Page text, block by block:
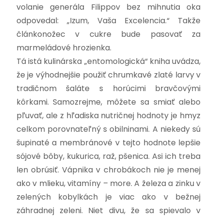
volanie generála Filippov bez mihnutia oka
odpovedal: „Izum, Vaša Excelencia.“ Takže
článkonožec v cukre bude pasovať za
marmeládové hrozienka.
Tá istá kulinárska „entomologická“ kniha uvádza,
že je výhodnejšie použiť chrumkavé zlaté larvy v
tradičnom šaláte s horúcimi bravčovými
kôrkami. Samozrejme, môžete sa smiať alebo
pľuvať, ale z hľadiska nutričnej hodnoty je hmyz
celkom porovnateľný s obilninami. A niekedy sú
šupinaté a membránové v tejto hodnote lepšie
sójové bôby, kukurica, raž, pšenica.Asi ich treba
len obrúsiť. Vápnika v chrobákoch nie je menej
ako v mlieku, vitamíny – more. A železa a zinku v
zelených kobylkách je viac ako v bežnej
záhradnej zeleni. Niet divu, že sa spievalo v